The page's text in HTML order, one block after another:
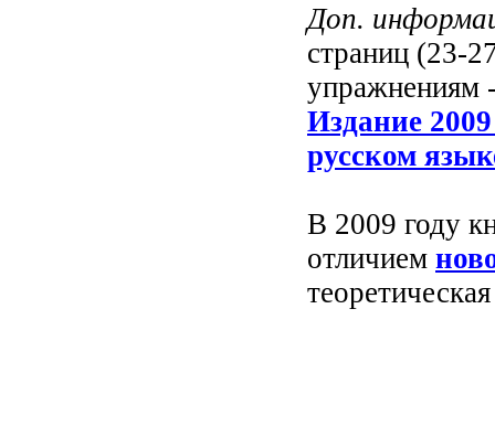
Доп.
страниц (23-
упражнениям
Издание
русском
В 2009 году
отличием